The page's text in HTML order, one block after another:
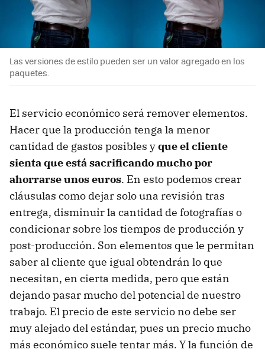
Las versiones de estilo pueden ser un valor agregado en los
paquetes.
El servicio económico será remover elementos.
Hacer que la producción tenga la menor
cantidad de gastos posibles yque el cliente
sienta que está sacrificando mucho por
ahorrarse unos euros. En esto podemos crear
cláusulas como dejar solo una revisión tras
entrega, disminuir la cantidad de fotografías o
condicionar sobre los tiempos de producción y
post-producción. Son elementos que le permitan
saber al cliente que igual obtendrán lo que
necesitan, en cierta medida, pero que están
dejando pasar mucho del potencial de nuestro
trabajo. El precio de este servicio no debe ser
muy alejado del estándar, pues un precio mucho
más económico suele tentar más. Y la función de